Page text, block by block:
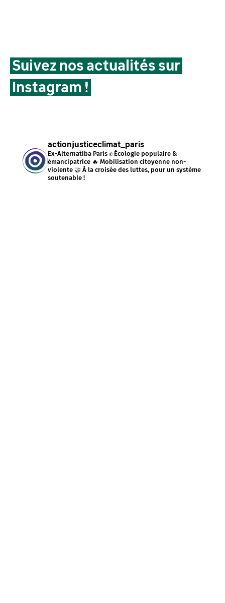
Suivez nos actualités sur
Instagram !
actionjusticeclimat_paris
Ex-Alternatiba Paris ✊ Écologie populaire &
émancipatrice 🔥 Mobilisation citoyenne non-
violente 🤝 À la croisée des luttes, pour un système
soutenable !